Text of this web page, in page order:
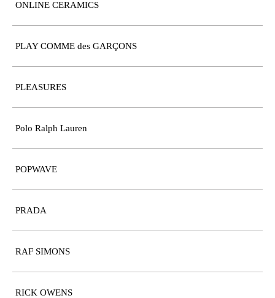
ONLINE CERAMICS
PLAY COMME des GARÇONS
PLEASURES
Polo Ralph Lauren
POPWAVE
PRADA
RAF SIMONS
RICK OWENS